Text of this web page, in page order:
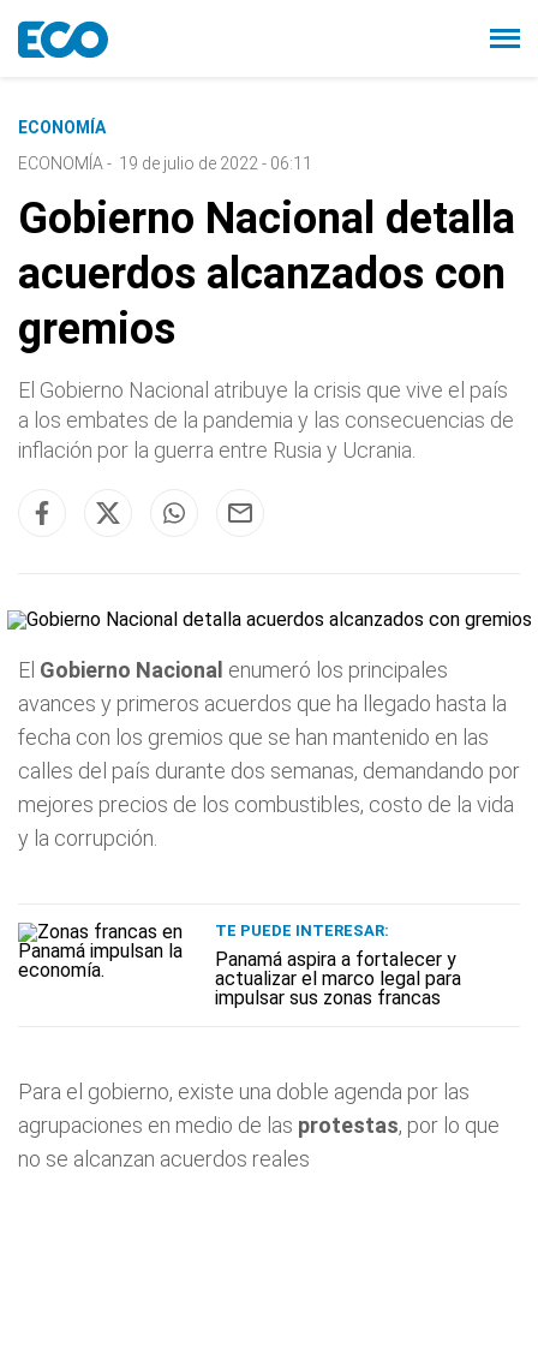
ECONOMÍA
ECONOMÍA - 19 de julio de 2022 - 06:11
Gobierno Nacional detalla
acuerdos alcanzados con
gremios
El Gobierno Nacional atribuye la crisis que vive el país
a los embates de la pandemia y las consecuencias de
inflación por la guerra entre Rusia y Ucrania.
El Gobierno Nacional enumeró los principales
avances y primeros acuerdos que ha llegado hasta la
fecha con los gremios que se han mantenido en las
calles del país durante dos semanas, demandando por
mejores precios de los combustibles, costo de la vida
y la corrupción.
TE PUEDE INTERESAR:
Panamá aspira a fortalecer y
actualizar el marco legal para
impulsar sus zonas francas
Para el gobierno, existe una doble agenda por las
agrupaciones en medio de las protestas, por lo que
no se alcanzan acuerdos reales